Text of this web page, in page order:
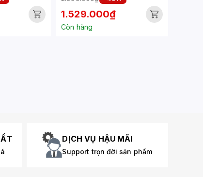
1.529.000₫
Còn hàng
DỊCH VỤ HẬU MÃI
Support trọn đời sản phẩm